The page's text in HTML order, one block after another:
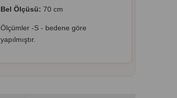
Bel Ölçüsü: 70 cm
Ölçümler -S - bedene göre
yapılmıştır.